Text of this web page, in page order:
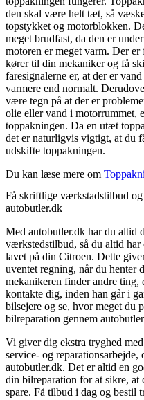
den skal være helt tæt, så
topstykket og motorblokken.
meget brudfast, da den er
motoren er meget varm. Der
kører til din mekaniker og få
faresignalerne er, at der er
varmere end normalt.
være tegn på at der er
olie eller vand i motorrummet,
toppakningen. Da en utæt
det er naturligvis vigtigt, at du
udskifte toppakningen.
Du kan læse mere om
Få skriftlige værkstadstilbud
autobutler.dk
Med autobutler.dk har du altid
værkstedstilbud, så du altid
lavet på din Citroen. Dette
uventet regning, når du
mekanikeren finder andre ting,
kontakte dig, inden han går i
bilsejere og se, hvor meget du
bilreparation gennem
Vi giver dig ekstra tryghed
service- og
autobutler.dk. Det er altid en
din bilreparation for at sikre, at
spare. Få tilbud i dag og bestil